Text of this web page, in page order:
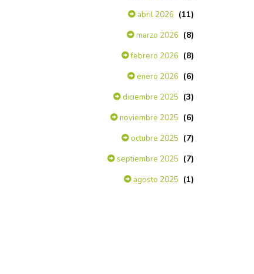
abril 2026 (11)
marzo 2026 (8)
febrero 2026 (8)
enero 2026 (6)
diciembre 2025 (3)
noviembre 2025 (6)
octubre 2025 (7)
septiembre 2025 (7)
agosto 2025 (1)